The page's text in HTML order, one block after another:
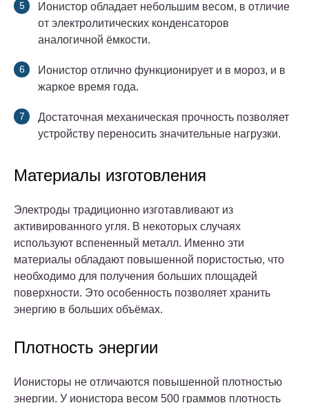
Ионистор обладает небольшим весом, в отличие
от электролитических конденсаторов
аналогичной ёмкости.
Ионистор отлично функционирует и в мороз, и в
жаркое время года.
Достаточная механическая прочность позволяет
устройству переносить значительные нагрузки.
Материалы изготовления
Электроды традиционно изготавливают из
активированного угля. В некоторых случаях
используют вспененный металл. Именно эти
материалы обладают повышенной пористостью, что
необходимо для получения больших площадей
поверхности. Это особенность позволяет хранить
энергию в больших объёмах.
Плотность энергии
Ионисторы не отличаются повышенной плотностью
энергии. У ионистора весом 500 граммов плотность